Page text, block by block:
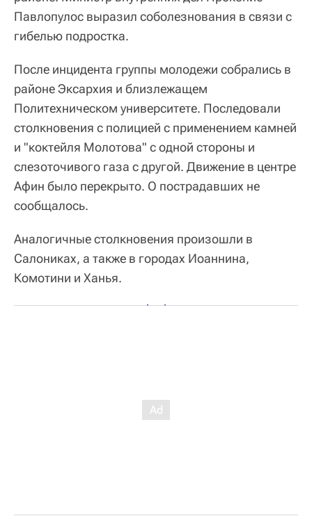
Павлопулос выразил соболезнования в связи с
гибелью подростка.
После инцидента группы молодежи собрались в
районе Эксархия и близлежащем
Политехническом университете. Последовали
столкновения с полицией с применением камней
и "коктейля Молотова" с одной стороны и
слезоточивого газа с другой. Движение в центре
Афин было перекрыто. О пострадавших не
сообщалось.
Аналогичные столкновения произошли в
Салониках, а также в городах Иоаннина,
Комотини и Ханья.